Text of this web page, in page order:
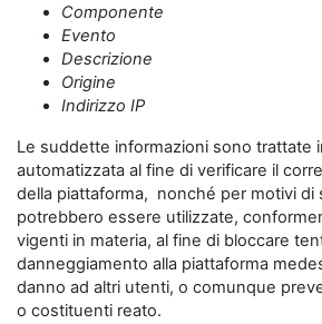
Componente
Evento
Descrizione
Origine
Indirizzo IP
Le suddette informazioni sono trattate
automatizzata al fine di verificare il
della piattaforma, nonché per motivi di
potrebbero essere utilizzate,
vigenti in materia, al fine di bloccare
danneggiamento alla piattaforma
danno ad altri utenti, o comunque
o costituenti reato.